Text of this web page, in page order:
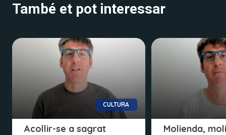
També et pot interessar
CULTURA
Acollir-se a sagrat Molienda,